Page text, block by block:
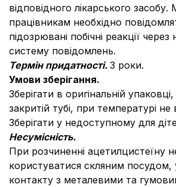
відповідного лікарського
працівникам необхідно
підозрювані побічні реакції через
систему повідомлень.
Термін придатності. 3 роки.
Умови зберігання.
Зберігати в оригінальній
закритій тубі, при температурі
Зберігати у недоступному для
Несумісність.
При розчиненні ацетилцистеїну
користуватися скляним посудом,
контакту з металевими та